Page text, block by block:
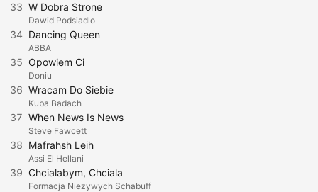
33 W Dobra Strone
Dawid Podsiadlo
34 Dancing Queen
ABBA
35 Opowiem Ci
Doniu
36 Wracam Do Siebie
Kuba Badach
37 When News Is News
Steve Fawcett
38 Mafrahsh Leih
Assi El Hellani
39 Chcialabym, Chciala
Formacja Niezywych Schabuff